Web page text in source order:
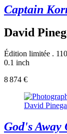
Captain
David
Édition limitée .
0.1 inch
8 874 €
God's Away